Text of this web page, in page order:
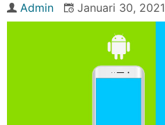
Admin Januari 30, 2021